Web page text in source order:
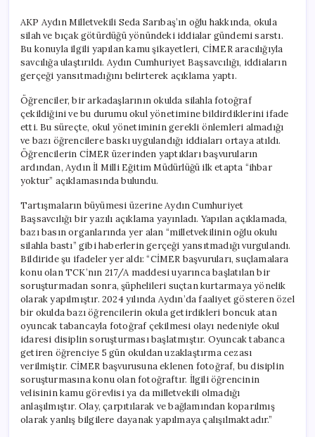
Savcılıktan
Açıklama
Geldi
için
AKP Aydın Milletvekili Seda Sarıbaş’ın oğlu hakkında, okula
silah ve bıçak götürdüğü yönündeki iddialar gündemi sarstı.
Bu konuyla ilgili yapılan kamu şikayetleri, CİMER aracılığıyla
savcılığa ulaştırıldı. Aydın Cumhuriyet Başsavcılığı, iddiaların
gerçeği yansıtmadığını belirterek açıklama yaptı.
Öğrenciler, bir arkadaşlarının okulda silahla fotoğraf
çekildiğini ve bu durumu okul yönetimine bildirdiklerini ifade
etti. Bu süreçte, okul yönetiminin gerekli önlemleri almadığı
ve bazı öğrencilere baskı uygulandığı iddiaları ortaya atıldı.
Öğrencilerin CİMER üzerinden yaptıkları başvuruların
ardından, Aydın İl Milli Eğitim Müdürlüğü ilk etapta “ihbar
yoktur” açıklamasında bulundu.
Tartışmaların büyümesi üzerine Aydın Cumhuriyet
Başsavcılığı bir yazılı açıklama yayınladı. Yapılan açıklamada,
bazı basın organlarında yer alan “milletvekilinin oğlu okulu
silahla bastı” gibi haberlerin gerçeği yansıtmadığı vurgulandı.
Bildiride şu ifadeler yer aldı: “CİMER başvuruları, suçlamalara
konu olan TCK’nın 217/A maddesi uyarınca başlatılan bir
soruşturmadan sonra, şüphelileri suçtan kurtarmaya yönelik
olarak yapılmıştır. 2024 yılında Aydın’da faaliyet gösteren özel
bir okulda bazı öğrencilerin okula getirdikleri boncuk atan
oyuncak tabancayla fotoğraf çekilmesi olayı nedeniyle okul
idaresi disiplin soruşturması başlatmıştır. Oyuncak tabanca
getiren öğrenciye 5 gün okuldan uzaklaştırma cezası
verilmiştir. CİMER başvurusuna eklenen fotoğraf, bu disiplin
soruşturmasına konu olan fotoğraftır. İlgili öğrencinin
velisinin kamu görevlisi ya da milletvekili olmadığı
anlaşılmıştır. Olay, çarpıtılarak ve bağlamından koparılmış
olarak yanlış bilgilere dayanak yapılmaya çalışılmaktadır.”